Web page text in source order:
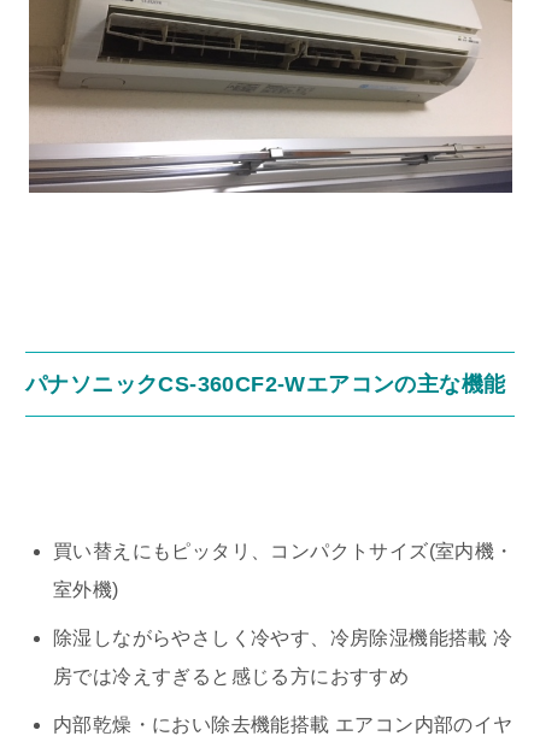
パナソニックCS-360CF2-Wエアコンの主な機能
買い替えにもピッタリ、コンパクトサイズ(室内機・
室外機)
除湿しながらやさしく冷やす、冷房除湿機能搭載 冷
房では冷えすぎると感じる方におすすめ
内部乾燥・におい除去機能搭載 エアコン内部のイヤ